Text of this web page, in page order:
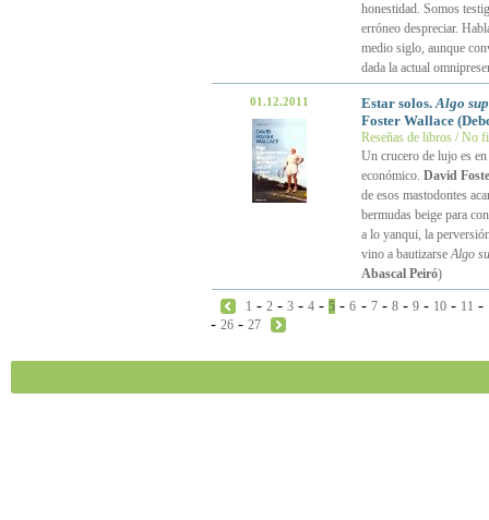
honestidad. Somos
erróneo despreciar.
medio siglo, aunque
dada la actual
01.12.2011 Estar solos.Algo
Foster Wallace
Reseñas de libros / No
Un crucero de lujo es
económico. David
de esos mastodontes
bermudas beige para
a lo yanqui, la
vino a bautizarseAlgo
Abascal Peiró)
1 -2 -3 -4 -5 -6 - 7- 8- 9- 10- 11 -
- 26 - 27